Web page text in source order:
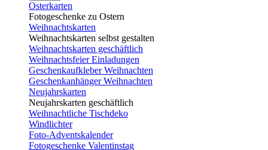
Osterkarten
Fotogeschenke zu Ostern
Weihnachtskarten
Weihnachtskarten selbst gestalten
Weihnachtskarten geschäftlich
Weihnachtsfeier Einladungen
Geschenkaufkleber Weihnachten
Geschenkanhänger Weihnachten
Neujahrskarten
Neujahrskarten geschäftlich
Weihnachtliche Tischdeko
Windlichter
Foto-Adventskalender
Fotogeschenke Valentinstag